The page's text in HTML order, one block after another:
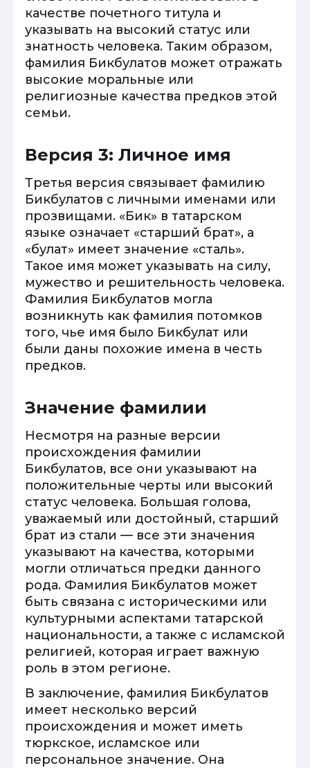
качестве почетного титула и
указывать на высокий статус или
знатность человека. Таким образом,
фамилия Бикбулатов может отражать
высокие моральные или
религиозные качества предков этой
семьи.
Версия 3: Личное имя
Третья версия связывает фамилию
Бикбулатов с личными именами или
прозвищами. «Бик» в татарском
языке означает «старший брат», а
«булат» имеет значение «сталь».
Такое имя может указывать на силу,
мужество и решительность человека.
Фамилия Бикбулатов могла
возникнуть как фамилия потомков
того, чье имя было Бикбулат или
были даны похожие имена в честь
предков.
Значение фамилии
Несмотря на разные версии
происхождения фамилии
Бикбулатов, все они указывают на
положительные черты или высокий
статус человека. Большая голова,
уважаемый или достойный, старший
брат из стали — все эти значения
указывают на качества, которыми
могли отличаться предки данного
рода. Фамилия Бикбулатов может
быть связана с историческими или
культурными аспектами татарской
национальности, а также с исламской
религией, которая играет важную
роль в этом регионе.
В заключение, фамилия Бикбулатов
имеет несколько версий
происхождения и может иметь
тюркское, исламское или
персональное значение. Она